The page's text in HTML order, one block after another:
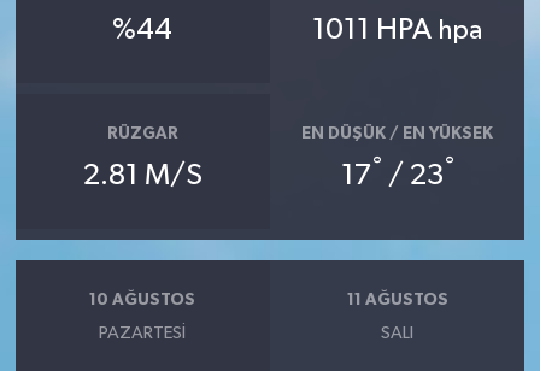
%44 1011 HPA hpa
RÜZGAR
2.81 M/S
EN DÜŞÜK / EN YÜKSEK
17° / 23°
10 AĞUSTOS
PAZARTESI
11 AĞUSTOS
SALI